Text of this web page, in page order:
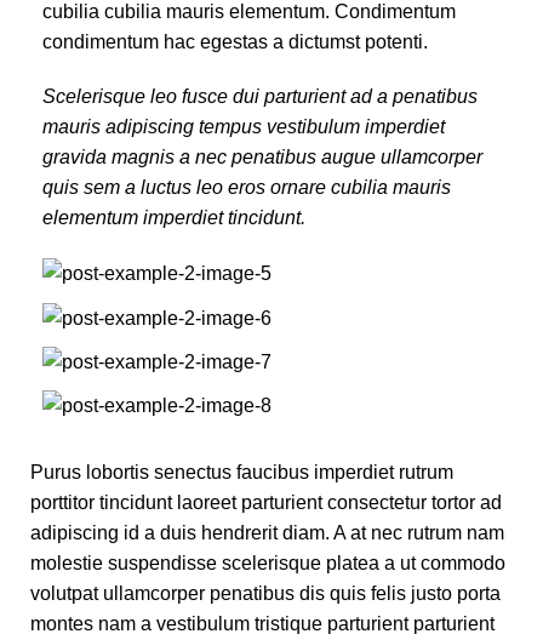
cubilia cubilia mauris elementum. Condimentum
condimentum hac egestas a dictumst potenti.
Scelerisque leo fusce dui parturient ad a penatibus
mauris adipiscing tempus vestibulum imperdiet
gravida magnis a nec penatibus augue ullamcorper
quis sem a luctus leo eros ornare cubilia mauris
elementum imperdiet tincidunt.
Purus lobortis senectus faucibus imperdiet rutrum
porttitor tincidunt laoreet parturient consectetur tortor ad
adipiscing id a duis hendrerit diam. A at nec rutrum nam
molestie suspendisse scelerisque platea a ut commodo
volutpat ullamcorper penatibus dis quis felis justo porta
montes nam a vestibulum tristique parturient parturient